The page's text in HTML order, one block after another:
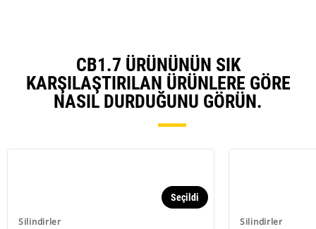
CB1.7 ÜRÜNÜNÜN SIK
KARŞILAŞTIRILAN ÜRÜNLERE GÖRE
NASIL DURDUĞUNU GÖRÜN.
Silindirler
Seçildi
Silindirler